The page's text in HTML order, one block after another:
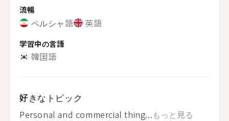
流暢
ペルシャ語 英語
学習中の言語
韓国語
好きなトピック
Personal and commercial thing...もっと見る